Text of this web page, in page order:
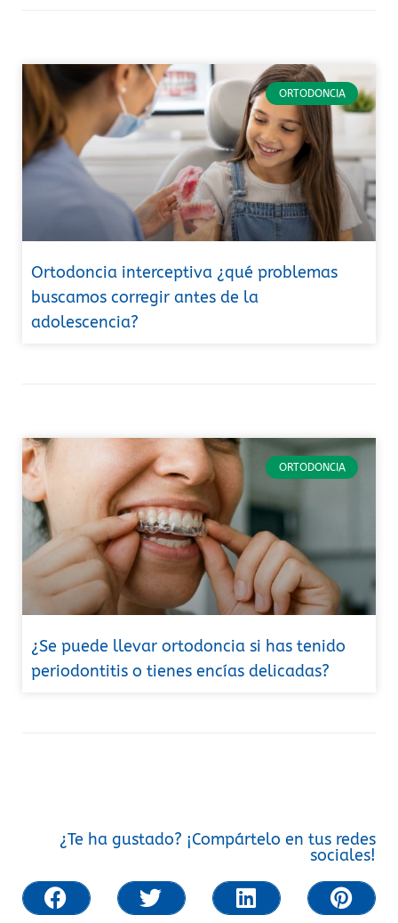
ORTODONCIA
Ortodoncia interceptiva ¿qué problemas
buscamos corregir antes de la
adolescencia?
ORTODONCIA
¿Se puede llevar ortodoncia si has tenido
periodontitis o tienes encías delicadas?
¿Te ha gustado? ¡Compártelo en tus redes
sociales!